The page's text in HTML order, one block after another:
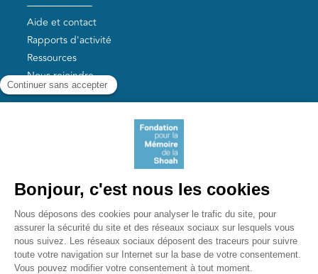
Aide et contact
Rapports d'activité
Ressources
Nous rejoindre
Aide aux survivants de la Shoah
Liens utiles
Mémorial de la Shoah
Le camp des Milles